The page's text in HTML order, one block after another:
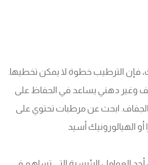
فإن الترطيب خطوة لا يمكن تخطيها.
وغير دهني يساعد في الحفاظ على
ابحث عن مرطبات تحتوي على
أو الهيالورونيك أسيد